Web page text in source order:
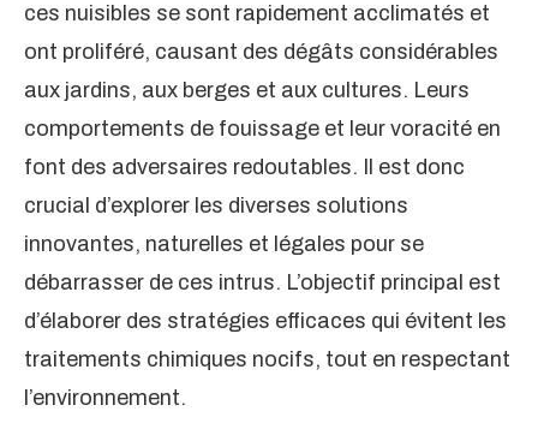
ces nuisibles se sont rapidement acclimatés et
ont proliféré, causant des dégâts considérables
aux jardins, aux berges et aux cultures. Leurs
comportements de fouissage et leur voracité en
font des adversaires redoutables. Il est donc
crucial d’explorer les diverses solutions
innovantes, naturelles et légales pour se
débarrasser de ces intrus. L’objectif principal est
d’élaborer des stratégies efficaces qui évitent les
traitements chimiques nocifs, tout en respectant
l’environnement.